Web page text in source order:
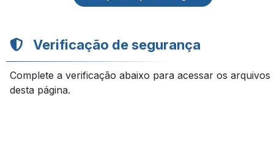
Verificação de segurança
Complete a verificação abaixo para acessar os arquivos
desta página.